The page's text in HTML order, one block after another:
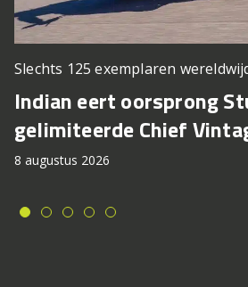
Slechts 125 exemplaren
Indian eert oorsprong
gelimiteerde Chief
8 augustus 2026